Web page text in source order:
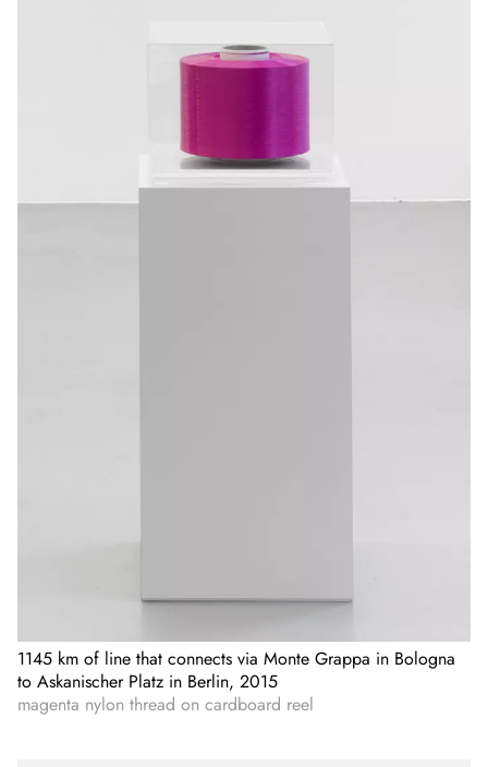
1145 km of line that connects via Monte Grappa in Bologna
to Askanischer Platz in Berlin, 2015
magenta nylon thread on cardboard reel